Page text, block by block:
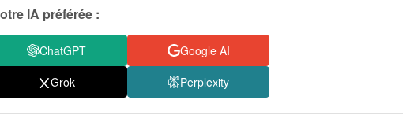
IA préférée :
ChatGPT
Google AI
Grok Perplexity